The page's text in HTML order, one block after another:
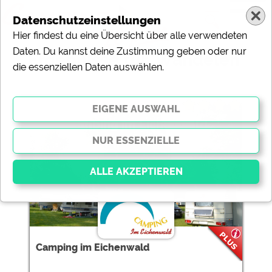
Ergebnisse für 'Wandelen'
Camping im Eichenwald
Camping im Eichenwald
Datenschutzeinstellungen
Hier findest du eine Übersicht über alle verwendeten
Daten. Du kannst deine Zustimmung geben oder nur
die essenziellen Daten auswählen.
Essenziell
Essenzielle Cookies ermöglichen grundlegende
Funktionen und sind für die einwandfreie Funktion der
Website dringend erforderlich. Ohne diese Cookies